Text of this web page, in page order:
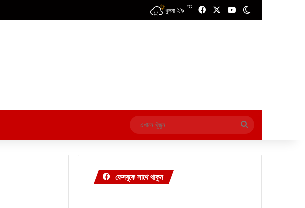
খুলনা ২৯ ℃ FacebookYouTube
এখানে
খুঁজুন
ফেসবুকে সাথে থাকুন